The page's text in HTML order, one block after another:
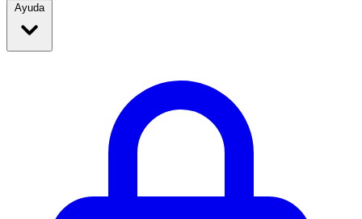
Ayuda